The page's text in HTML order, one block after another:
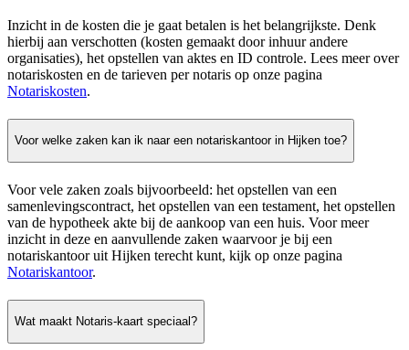
Inzicht in de kosten die je gaat betalen is het belangrijkste. Denk
hierbij aan verschotten (kosten gemaakt door inhuur andere
organisaties), het opstellen van aktes en ID controle. Lees meer over
notariskosten en de tarieven per notaris op onze pagina
Notariskosten.
Voor welke zaken kan ik naar een notariskantoor in Hijken toe?
Voor vele zaken zoals bijvoorbeeld: het opstellen van een
samenlevingscontract, het opstellen van een testament, het opstellen
van de hypotheek akte bij de aankoop van een huis. Voor meer
inzicht in deze en aanvullende zaken waarvoor je bij een
notariskantoor uit Hijken terecht kunt, kijk op onze pagina
Notariskantoor.
Wat maakt Notaris-kaart speciaal?